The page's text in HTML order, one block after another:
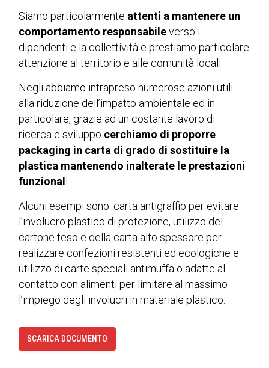
Siamo particolarmente attenti a mantenere un
comportamento responsabileverso i
dipendenti e la collettività e prestiamo particolare
attenzione al territorio e alle comunità locali.
Negli abbiamo intrapreso numerose azioni utili
alla riduzione dell’impatto ambientale ed in
particolare, grazie ad un costante lavoro di
ricerca e sviluppo cerchiamo di proporre
packaging in carta di grado di sostituire la
plastica mantenendo inalterate le prestazioni
funzional i.
Alcuni esempi sono: carta antigraffio per evitare
l’involucro plastico di protezione, utilizzo del
cartone teso e della carta alto spessore per
realizzare confezioni resistenti ed ecologiche e
utilizzo di carte speciali antimuffa o adatte al
contatto con alimenti per limitare al massimo
l’impiego degli involucri in materiale plastico.
SCARICA DOCUMENTO